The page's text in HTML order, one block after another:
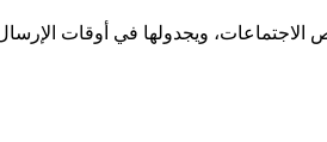
ويجدولها في أوقات